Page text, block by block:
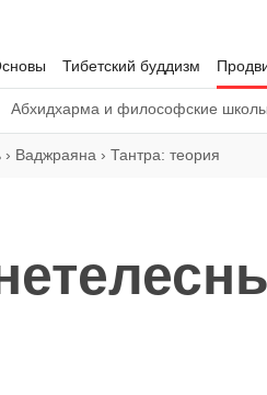
Тибетский буддизм
Абхидхарма и философские школы
› Ваджраяна › Тантра: теория